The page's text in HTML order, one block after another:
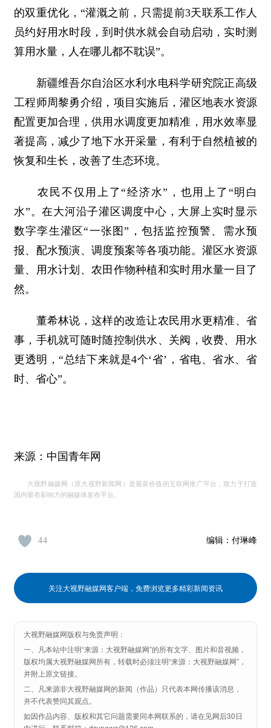
的双重优化，“灌溉之前，只需提前3天联系工作人
员约好用水时段，到时供水就会自动启动，实时测
算用水量，人在哪儿都不耽误”。
新疆维吾尔自治区水利水电科学研究院正高级
工程师周黎勇介绍，项目实施后，灌区地表水资源
配置更加合理，供用水调度更加精准，用水效率显
著提高，减少了地下水开采量，有利于自然植被的
恢复和生长，改善了生态环境。
农民不仅用上了“经济水”，也用上了“明白
水”。在大河沿子灌区调度中心，大屏上实时显示
数字孪生灌区“一张图”，包括监控预警、需水预
报、配水预演、调度预案等各项功能。灌区水资源
量、用水计划、农田作物种植和实时用水量一目了
然。
董希林说，这样的改造让农民用水更精准、省
事，手机就可随时随控制供水、关阀，收费、用水
更透明，“总结下来就是4个‘省’，省电、省水、省
时、省心”。
来源：中国青年网
大视野融媒网（原大视野新闻网）是最富价值的互联网推广平台，致力于打造
国内最有影响力的融媒体发布平台。
编辑： 付琳峰
44
关注大视野融媒网客户端，免费浏览更多精彩新闻资讯
大视野融媒网版权与免责声明：
一、凡本站中注明“来源：大视野融媒网”的所有文字、图片和音视频，
版权均属大视野融媒网所有，转载时必须注明“来源：大视野融媒网”，
并附上原文链接。
二、凡来源非大视野融媒网的新闻（作品）只代表本网传播该消息，
并不代表赞同其观点。
如因作品内容、版权和其它问题需要同本网联系的，请在见网后30日